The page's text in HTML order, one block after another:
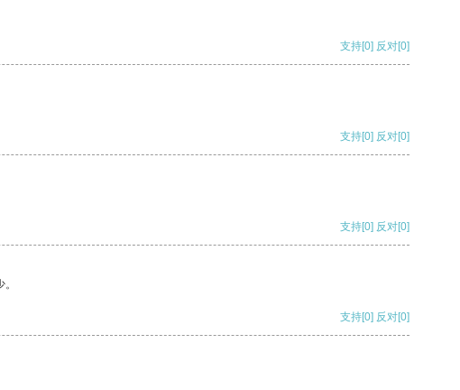
支持[0] 反对[0]
支持[0] 反对[0]
支持[0] 反对[0]
支持[0] 反对[0]